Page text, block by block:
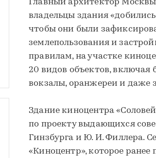
Главный архитектор Москвы
владельцы здания
чтобы они были
землепользования и
правилам, на участке
20 видов объектов, включая
вокзалы, оранжереи и даже
Здание киноцентра
по проекту выдающихся
Гинзбурга и Ю. И. Филлера.
«Киноцентр», которое